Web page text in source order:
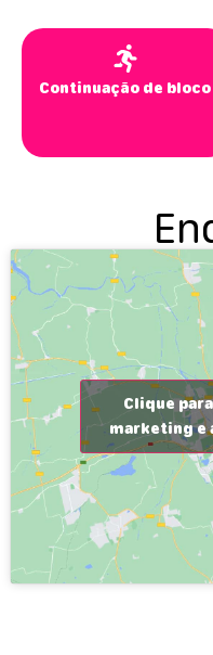
Continuação de bloco
Clique
marketing e